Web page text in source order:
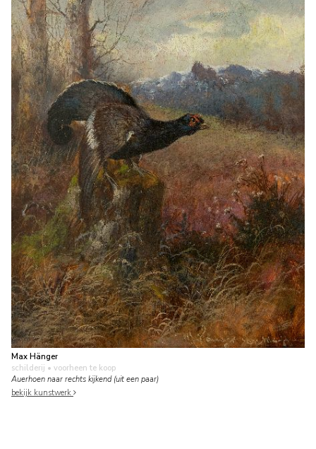
Max Hänger
schilderij • voorheen te koop
Auerhoen naar rechts kijkend (uit een paar)
bekijk kunstwerk